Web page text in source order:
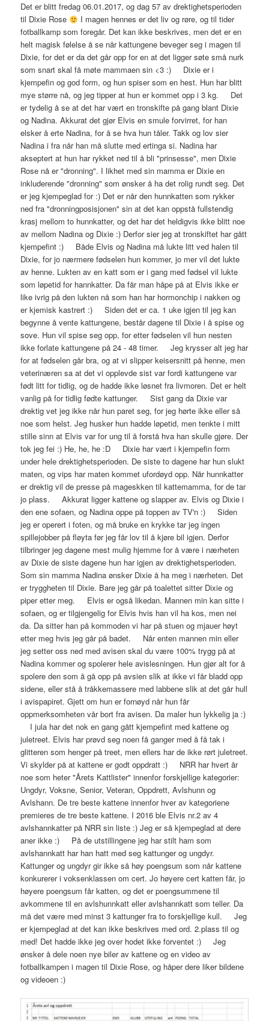
Det er blitt fredag 06.01.2017, og dag 57 av drektighetsperioden
til Dixie Rose
I magen hennes er det liv og røre, og til tider
fotballkamp som foregår. Det kan ikke beskrives, men det er en
helt magisk følelse å se når kattungene beveger seg i magen til
Dixie, for det er da det går opp for en at det ligger søte små nurk
som snart skal få møte mammaen sin <3 :) Dixie er i
kjempefin og god form, og hun spiser som en hest. Hun har blitt
mye større nå, og jeg tipper at hun er kommet opp i 3 kg. Det
er tydelig å se at det har vært en tronskifte på gang blant Dixie
og Nadina. Akkurat det gjør Elvis en smule forvirret, for han
elsker å erte Nadina, for å se hva hun tåler. Takk og lov sier
Nadina i fra når han må slutte med ertinga si. Nadina har
akseptert at hun har rykket ned til å bli "prinsesse", men Dixie
Rose nå er "dronning". I likhet med sin mamma er Dixie en
inkluderende "dronning" som ønsker å ha det rolig rundt seg. Det
er jeg kjempeglad for :) Det er når den hunnkatten som rykker
ned fra "dronningposisjonen" sin at det kan oppstå fullstendig
krasj mellom to hunnkatter, og det har det heldigvis ikke blitt noe
av mellom Nadina og Dixie :) Derfor sier jeg at tronskiftet har gått
kjempefint :) Både Elvis og Nadina må lukte litt ved halen til
Dixie, for jo nærmere fødselen hun kommer, jo mer vil det lukte
av henne. Lukten av en katt som er i gang med fødsel vil lukte
som løpetid for hannkatter. Da får man håpe på at Elvis ikke er
like ivrig på den lukten nå som han har hormonchip i nakken og
er kjemisk kastrert :) Siden det er ca. 1 uke igjen til jeg kan
begynne å vente kattungene, består dagene til Dixie i å spise og
sove. Hun vil spise seg opp, for etter fødselen vil hun nesten
ikke forlate kattungene på 24 - 48 timer. Jeg krysser alt jeg har
for at fødselen går bra, og at vi slipper keisersnitt på henne, men
veterinæren sa at det vi opplevde sist var fordi kattungene var
født litt for tidlig, og de hadde ikke løsnet fra livmoren. Det er helt
vanlig på for tidlig fødte kattunger. Sist gang da Dixie var
drektig vet jeg ikke når hun paret seg, for jeg hørte ikke eller så
noe som helst. Jeg husker hun hadde løpetid, men tenkte i mitt
stille sinn at Elvis var for ung til å forstå hva han skulle gjøre. Der
tok jeg fei :) He, he, he :D Dixie har vært i kjempefin form
under hele drektighetsperioden. De siste to dagene har hun slukt
maten, og vips har maten kommet ufordøyd opp. Når hunnkatter
er drektig vil de presse på mageskken til kattemamma, for de tar
jo plass. Akkurat ligger kattene og slapper av. Elvis og Dixie i
den ene sofaen, og Nadina oppe på toppen av TV'n :) Siden
jeg er operert i foten, og må bruke en krykke tar jeg ingen
spillejobber på fløyta før jeg får lov til å kjøre bil igjen. Derfor
tilbringer jeg dagene mest mulig hjemme for å være i nærheten
av Dixie de siste dagene hun har igjen av drektighetsperioden.
Som sin mamma Nadina ønsker Dixie å ha meg i nærheten. Det
er tryggheten til Dixie. Bare jeg går på toalettet sitter Dixie og
piper etter meg. Elvis er også likedan. Mannen min kan sitte i
sofaen, og er tilgjengelig for Elvis hvis han vil ha kos, men nei
da. Da sitter han på kommoden vi har på stuen og mjauer høyt
etter meg hvis jeg går på badet. Når enten mannen min eller
jeg setter oss ned med avisen skal du være 100% trygg på at
Nadina kommer og spolerer hele avislesningen. Hun gjør alt for å
spolere den som å gå opp på avsien slik at ikke vi får bladd opp
sidene, eller stå å tråkkemassere med labbene slik at det går hull
i avispapiret. Gjett om hun er fornøyd når hun får
oppmerksomheten vår bort fra avisen. Da maler hun lykkelig ja :)
I jula har det nok en gang gått kjempefint med kattene og
juletreet. Elvis har prøvd seg noen få ganger med å få tak i
glitteren som henger på treet, men ellers har de ikke rørt juletreet.
Vi skylder på at kattene er godt oppdratt :) NRR har hvert år
noe som heter "Årets Kattlister" innenfor forskjellige kategorier:
Ungdyr, Voksne, Senior, Veteran, Oppdrett, Avlshunn og
Avlshann. De tre beste kattene innenfor hver av kategoriene
premieres de tre beste kattene. I 2016 ble Elvis nr.2 av 4
avlshannkatter på NRR sin liste :) Jeg er så kjempeglad at dere
aner ikke :) På de utstillingene jeg har stilt ham som
avlshannkatt har han hatt med seg kattunger og ungdyr.
Kattunger og ungdyr gir ikke så høy poengsum som når kattene
konkurerer i voksenklassen om cert. Jo høyere cert katten får, jo
høyere poengsum får katten, og det er poengsummene til
avkommene til en avlshunnkatt eller avlshannkatt som teller. Da
må det være med minst 3 kattunger fra to forskjellige kull. Jeg
er kjempeglad at det kan ikke beskrives med ord. 2.plass til og
med! Det hadde ikke jeg over hodet ikke forventet :) Jeg
ønsker å dele noen nye biler av kattene og en video av
fotballkampen i magen til Dixie Rose, og håper dere liker bildene
og videoen :)